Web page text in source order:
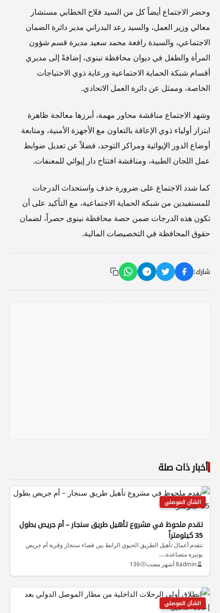
وحضر الاجتماع أيضاً كل من السيد فلاح الخطابي مستشار
معالي وزير العمل، والسيد رعد البدراني مدير دائرة الضمان
الاجتماعي، والسيدة رافعة محمد سعيد مديرة قسم شؤون
المرأة والطفل في ديوان محافظة نينوى، إضافةً إلى مديري
أقسام شبكة الحماية الاجتماعية ورعاية ذوي الاحتياجات
الخاصة، وممثل عن دائرة العمل الاتحادي.
وشهد الاجتماع مناقشة محاور مهمة، أبرزها معالجة ظاهرة
ابتزاز أولياء ذوي الإعاقة بالتعاون مع الأجهزة الأمنية، ومتابعة
أوضاع الدور الإيوائية ومراكز التوحد، فضلاً عن تعديل ضوابط
عمل اللجان الطبية، ومناقشة افتتاح دار إيوائي للمعنفات.
كما شدد الاجتماع على ضرورة حذف واستحداث الدرجات
للمستفيدين من شبكة الحماية الاجتماعية، مع التأكيد على أن
تكون هذه الدرجات ضمن حصة محافظة نينوى حصراً، لضمان
حقوق المحافظة في التخصيصات المالية.
شارك:
أخبار ذات صلة
الشأن الموصلي
تقدم ملحوظ في مشروع تأهيل طريق سنجار – أم جريص بطول
35 كيلومتراً
تتقدم أعمال تأهيل الطريق الحيوي الرابط بين قضاء سنجار وقرية أم جريص
بوتيرة متصاعدة،…
admin8 أشهر مضت 136
الشأن الموصلي